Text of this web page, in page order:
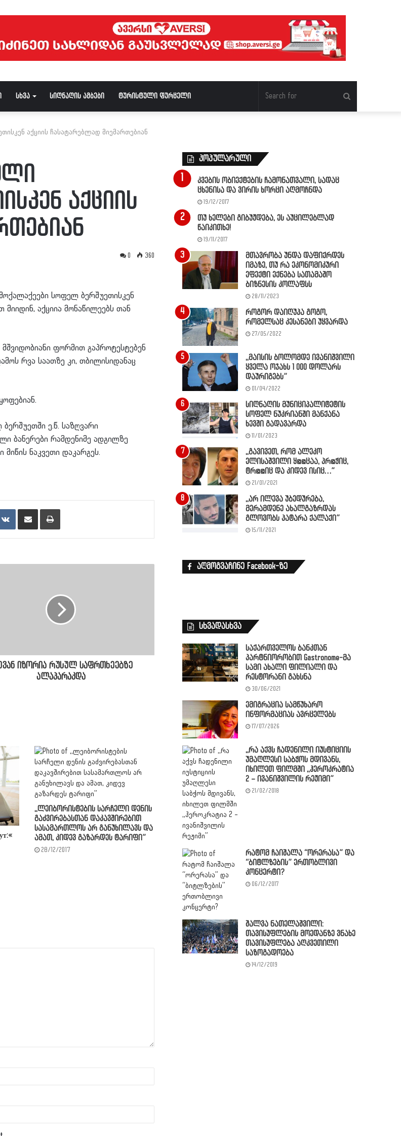
სხვა სიღნაღის ამბები ტურისტული ფურცელი
აქციის ჩასატარებლად მიემართებიან
აქციის
0 360
სოფელ ბერშუეთისკენ
მიიდინ, აქციია მონაწილეებს თან
ფორმით გაპროტესტებენ
რვა საათზე კი, თბილისიდანაც
ე.წ. საზღვარი
ბანერები რამდენიმე ადგილზე
ნაკვეთი დაკარგეს.
VKontakteShare via Email Print
იზორია რუსულ საფრთხეებზე
ალაპარაკდა
,,ლეიბორისტების სარჩელი დენის
გაძვირებასთან დაკავშირებით
სასამართლოს არ განუხილავს და
ამათ, კიდევ გაზარდეს ტარიფი”
28/12/2017
პოპულარული
კვების ობიექტების ჩამონათვალი, სადაც
ცხენისა და ვირის ხორცი აღმოჩნდა
19/12/2017
თუ ხელები გიბუჟდება, ეს აუცილებლად
წაიკითხე!
19/11/2017
მთავრობა უნდა დაფიქრდეს
იმაზე, თუ რა ეკონომიკური
ეფექტი ექნება სათამაშო
ბიზნესის კოლაფსს
28/11/2023
როგორ დაიღუპა გოგო,
რომელსაც კესანები უყვარდა
27/05/2022
,,მაისის ბოლომდე ივანიშვილი
ყველა ოჯახს 1 000 დოლარს
დაურიგებს”
01/04/2022
სიღნაღის მუნიციპალიტეტის
სოფელ ნუკრიანში მანქანა
ხევში გადავარდა
11/01/2023
,,გავივეთ, რომ ალეკო
ელისაშვილი ყ@@ცაა, პრ@ჭიც,
ტრ@@იც და კიდევ ისიც…”
21/01/2021
,,არ ილევა უბედურება,
მერამდენე ახალგაზრდას
გლოვობს პატარა ქალაქი”
15/11/2021
აღმოგვაჩინე Facebook-ზე
სხვადასხვა
საქართველოს ბანკთან
პარტნიორობით Gastronome-მა
სამი ახალი ფილიალი და
რესტორანი გახსნა
30/06/2021
ემიგრაცია სამწუხარო
ინფორმაციას ავრცელებს
17/07/2026
,,რა აქვს ჩადენილი იუსტიციის
უმაღლესი საბჭოს მდივანს,
იხილეთ ფილმში ,,ჰეროკრატია
2 – ივანიშვილის რეჟიმი”
21/02/2018
რატომ ჩაიშალა “ორერასა” და
“ბიტლზების” ერთობლივი
კონცერტი?
06/12/2017
შალვა ნათელაშვილი:
თავისუფლების მოედანზე ვნახე
თავისუფლება აღკვეთილი
საზოგადოება
14/12/2019